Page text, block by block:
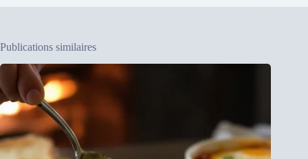
Publications similaires